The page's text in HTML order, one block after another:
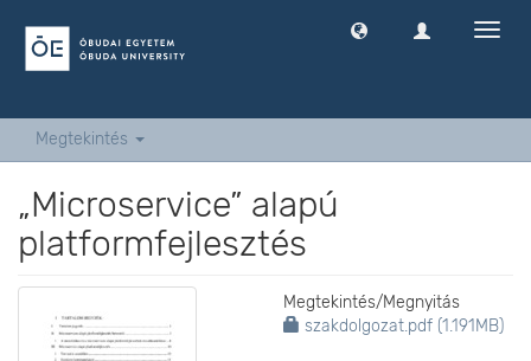
Megtekintés
„Microservice” alapú
platformfejlesztés
Megtekintés/Megnyitás
szakdolgozat.pdf (1.191MB)